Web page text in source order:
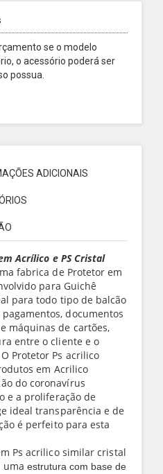
se o modelo
o acessório poderá ser
possua.
ADICIONAIS
Acrílico e PS Cristal
fabrica de Protetor em
para Guichê
para todo tipo de balcão
documentos
máquinas de cartões,
entre o cliente e o
Protetor Ps acrilico
em Acrilico
do coronavírus
e a proliferação de
ideal transparência e de
é perfeito para esta
Ps acrilico similar cristal
uma estrutura com base de